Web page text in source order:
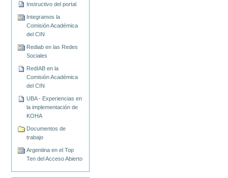
Instructivo del portal
Integramos la
Comisión Académica
del CIN
Rediab en las Redes
Sociales
RedIAB en la
Comisión Académica
del CIN
UBA - Experiencias en
la implementación de
KOHA
Documentos de
trabajo
Argentina en el Top
Ten del Acceso Abierto